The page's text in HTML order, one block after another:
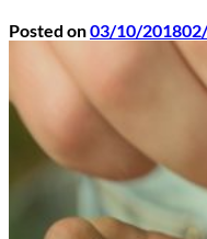
Posted on03/10/2018